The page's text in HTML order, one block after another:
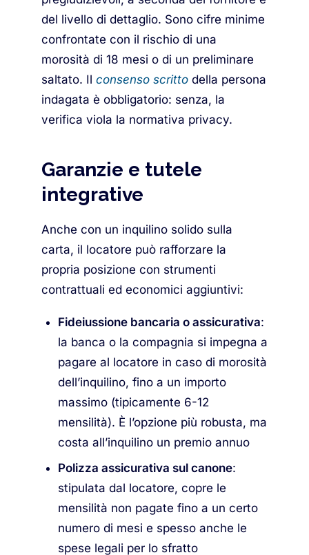
del livello di dettaglio. Sono cifre minime
confrontate con il rischio di una
morosità di 18 mesi o di un preliminare
saltato. Il consenso scritto della persona
indagata è obbligatorio: senza, la
verifica viola la normativa privacy.
Garanzie e tutele
integrative
Anche con un inquilino solido sulla
carta, il locatore può rafforzare la
propria posizione con strumenti
contrattuali ed economici aggiuntivi:
Fideiussione bancaria o assicurativa:
la banca o la compagnia si impegna a
pagare al locatore in caso di morosità
dell’inquilino, fino a un importo
massimo (tipicamente 6-12
mensilità). È l’opzione più robusta, ma
costa all’inquilino un premio annuo
Polizza assicurativa sul canone:
stipulata dal locatore, copre le
mensilità non pagate fino a un certo
numero di mesi e spesso anche le
spese legali per lo sfratto